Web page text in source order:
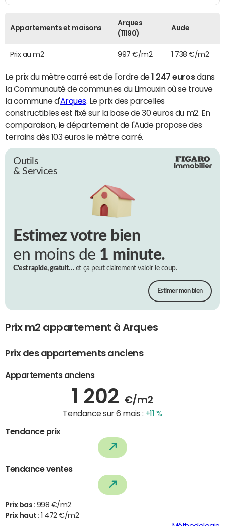
Appartements et maisons
Arques
(11190)
Aude
Prix au m2 997 €/m2 1 738 €/m2
Le prix du mètre carré est de l'ordre de1 247 eurosdans
la Communauté de communes du Limouxin où se trouve
la commune d'Arques. Le prix des parcelles
constructibles est fixé sur la base de 30 euros du m2. En
comparaison, le département de l'Aude propose des
terrains dès 103 euros le mètre carré.
Outils
& Services
Estimez votre bien
en moins de 1 minute.
C’est rapide, gratuit…et ça peut clairement valoir le coup.
Estimer mon bien
Prix m2 appartement à Arques
Prix des appartements anciens
Appartements anciens
1 202 €/m2
Tendance sur 6 mois : +11 %
Tendance prix
Tendance ventes
Prix bas : 998 €/m2
Prix haut :1 472 €/m2